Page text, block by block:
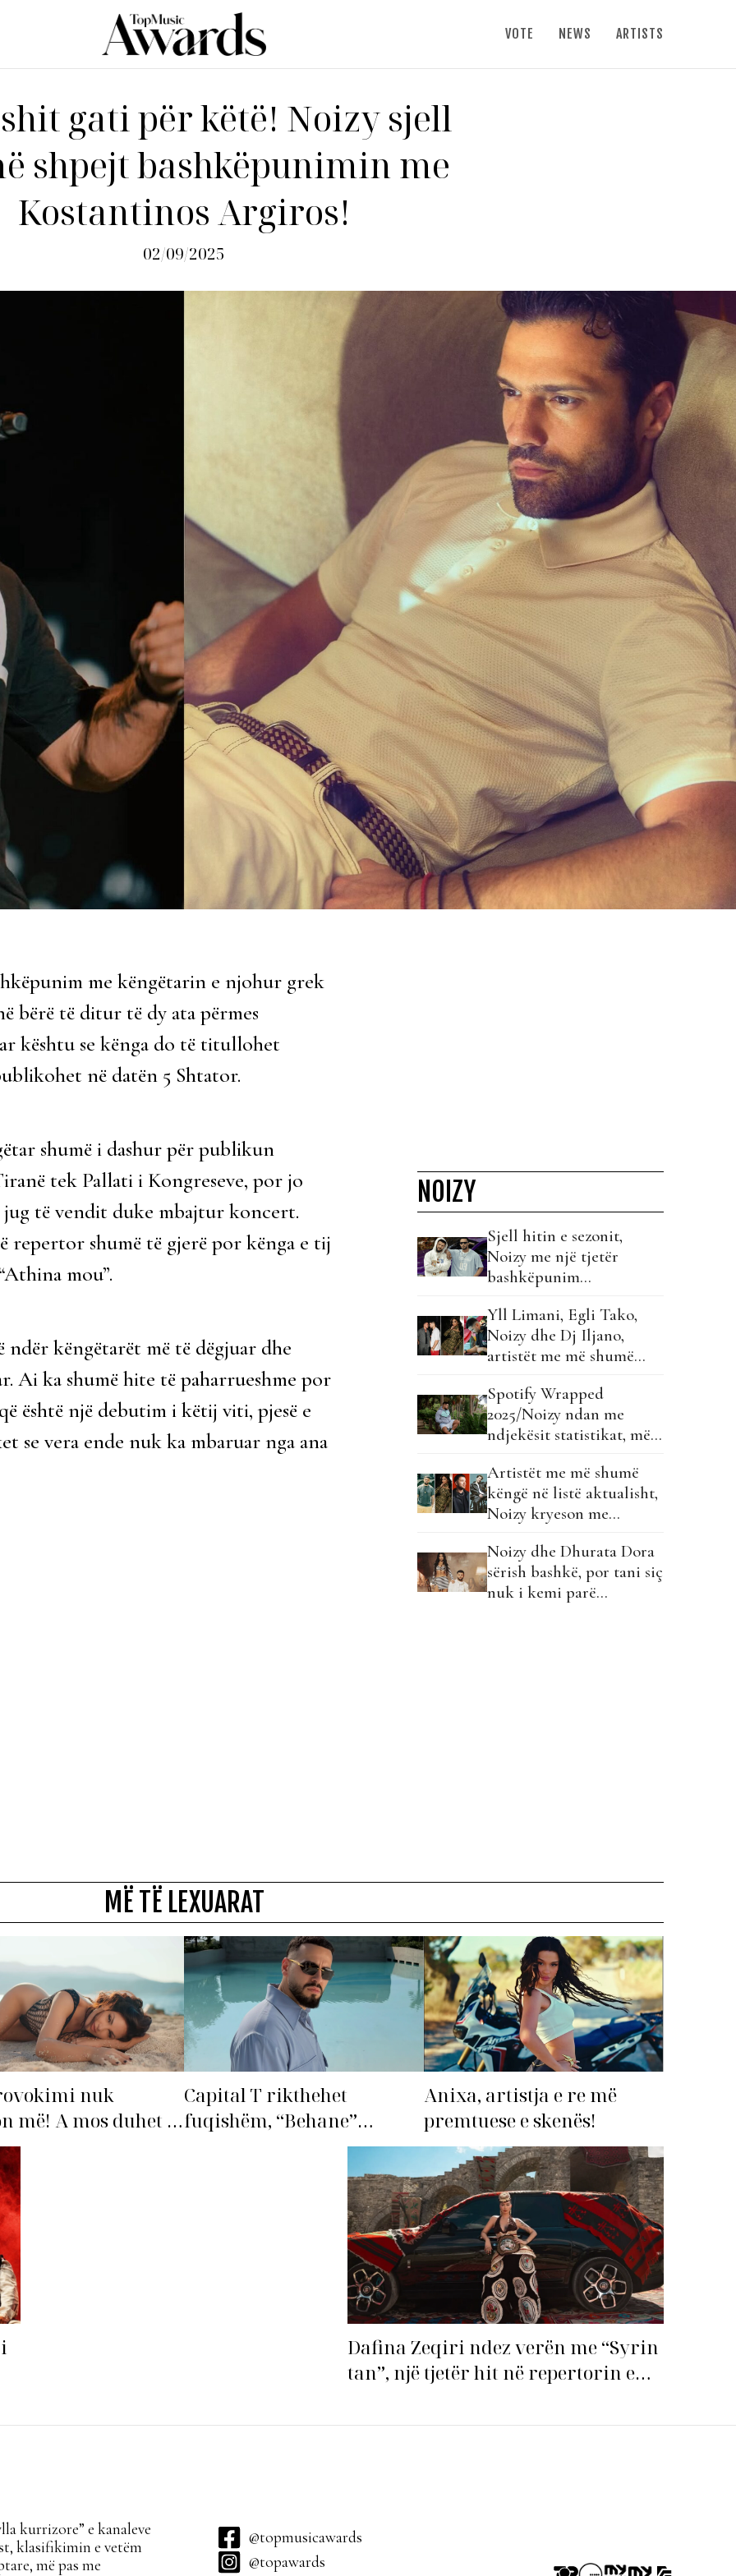
VOTE NEWS ARTISTS
gati për këtë! Noizy sjell
shpejt bashkëpunimin me
Kostantinos Argiros!
02/09/2025
me këngëtarin e njohur grek
bërë të ditur të dy ata përmes
kështu se kënga do të titullohet
në datën 5 Shtator.
shumë i dashur për publikun
tek Pallati i Kongreseve, por jo
jug të vendit duke mbajtur koncert.
repertor shumë të gjerë por kënga e tij
mou”.
këngëtarët më të dëgjuar dhe
Ai ka shumë hite të paharrueshme por
është një debutim i këtij viti, pjesë e
se vera ende nuk ka mbaruar nga ana
NOIZY
Sjell hitin e sezonit,
Noizy me një tjetër
bashkëpunim
Yll Limani, Egli Tako,
Noizy dhe Dj Iljano,
artistët me më shumë
Spotify Wrapped
2025/Noizy ndan me
ndjekësit statistikat, më i
Artistët me më shumë
këngë në listë aktualisht,
Noizy kryeson me…
Noizy dhe Dhurata Dora
sërish bashkë, por tani siç
nuk i kemi parë
MË TË LEXUARAT
nuk
më! A mos duhet të
Bleona?
Capital T rikthehet
fuqishëm, “Behane”
premton të bëhet fiksimi i
Anixa, artistja e re më
premtuese e skenës!
Dafina Zeqiri ndez verën me “Syrin
tan”, një tjetër hit në repertorin e
kurrizore” e kanaleve
klasifikimin e vetëm
më pas me
@topmusicawards
@topawards